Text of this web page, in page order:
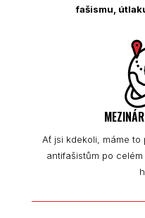
fašismu,
Ať jsi kdekoli, máme
antifašistům po